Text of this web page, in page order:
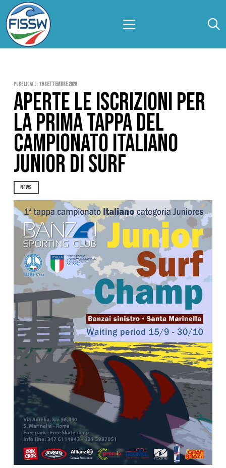
Pubblicato: 18 Settembre 2020
APERTE LE ISCRIZIONI PER
LA PRIMA TAPPA DEL
CAMPIONATO ITALIANO
JUNIOR DI SURF
NEWS